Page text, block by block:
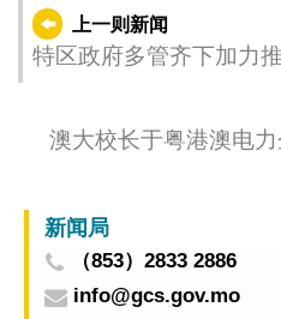
上一则新闻
特区政府多管齐下加力
澳大校长于粤港澳电
新闻局
（853）2833 2886
info@gcs.gov.mo